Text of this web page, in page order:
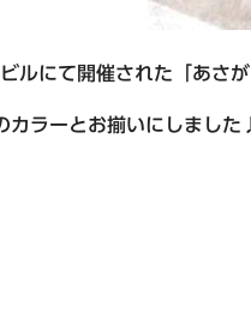
ルにて開催された「あさ
カラーとお揃いにしました